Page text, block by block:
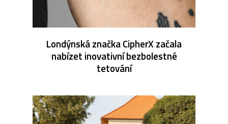
Londýnská značka CipherX začala
nabízet inovativní bezbolestné
tetování